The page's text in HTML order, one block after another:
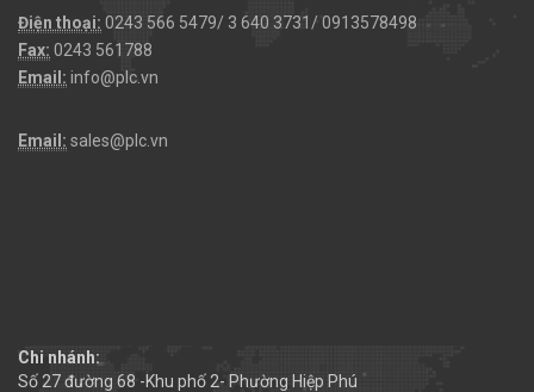
Điện thoại: 0243 566 5479/ 3 640 3731/ 0913578498
Fax: 0243 561788
Email: info@plc.vn
Email: sales@plc.vn
Chi nhánh:
Số 27 đường 68 -Khu phố 2- Phường Hiệp Phú